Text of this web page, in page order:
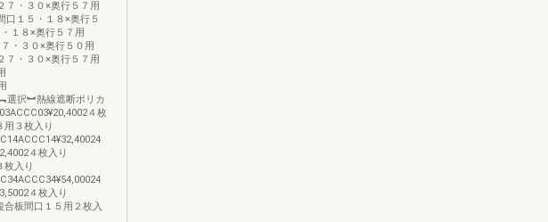
７・３０×奥行５７用
口１５・１８×奥行５
１８×奥行５７用
・３０×奥行５０用
７・３０×奥行５７用
選択︼熱線遮断ポリカ
４枚
用３枚入り
４枚入り
枚入り
４枚入り
合板間口１５用２枚入